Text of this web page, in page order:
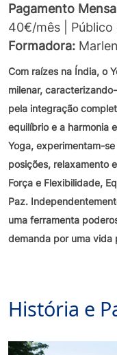
Pagamento
40€/mês |
Formadora:
Com raízes na Índia, o
milenar,
pela integração
equilíbrio e a harmonia
Yoga, experimentam-
posições, relaxamento
Força e Flexibilidade,
Paz.
uma ferramenta
demanda por uma vida
História e